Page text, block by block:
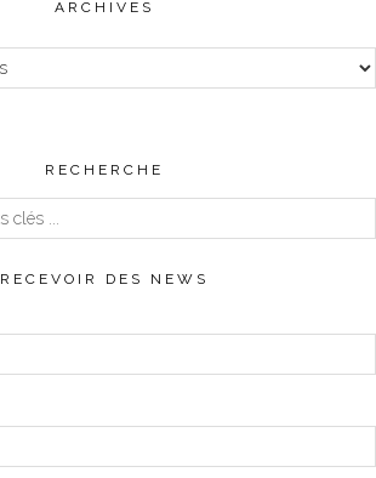
ARCHIVES
RECHERCHE
RECEVOIR DES NEWS